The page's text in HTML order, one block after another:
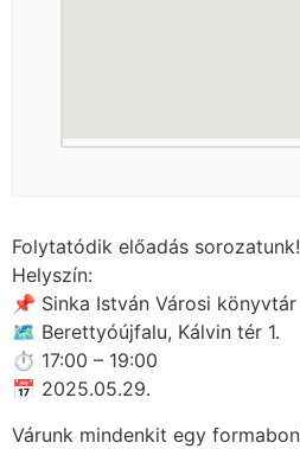
Folytatódik előadás sorozatunk!
Helyszín:
📌 Sinka István Városi könyvtár
🗺 Berettyóújfalu, Kálvin tér 1.
⏱ 17:00 – 19:00
📅 2025.05.29.
Várunk mindenkit egy